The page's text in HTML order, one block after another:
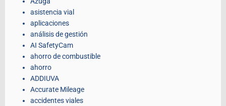
asistencia vial
aplicaciones
análisis de gestión
AI SafetyCam
ahorro de combustible
ahorro
ADDIUVA
Accurate Mileage
accidentes viales